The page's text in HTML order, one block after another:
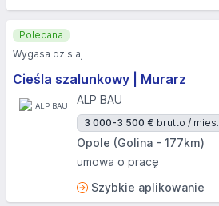
Cieśla szalunkowy | Murarz
ALP BAU
3 000-3 500 € brutto / mies.
Opole (Golina - 177km)
umowa o pracę
Szybkie aplikowanie
Polecana
Wygasa dzisiaj